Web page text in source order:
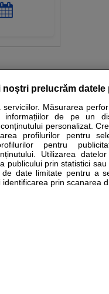
Calculatoare Stiri medicale
informativ si educational. Ele
sa consultati fie
prelucrăm datele
Măsurarea
informațiilor de pe un
personalizat.
profilurilor pentru
pentru
Utilizarea
publicului prin statistici
date limitate pentru a
prin scanarea